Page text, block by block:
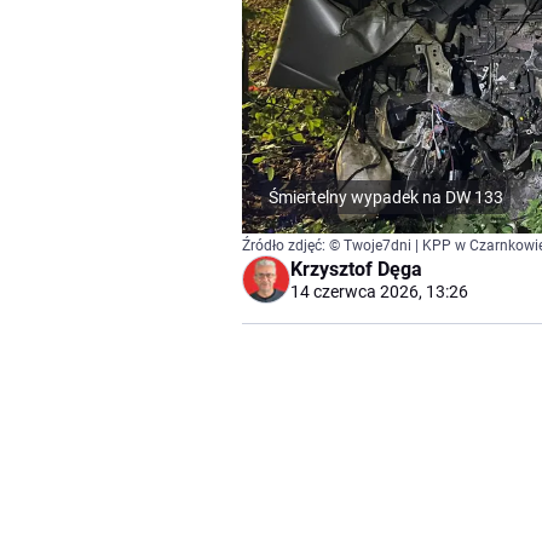
Śmiertelny wypadek na DW 133
Źródło zdjęć: © Twoje7dni | KPP w
Krzysztof Dęga
14 czerwca 2026, 13:26